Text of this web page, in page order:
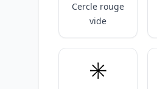
Cercle rouge
vide
✳️